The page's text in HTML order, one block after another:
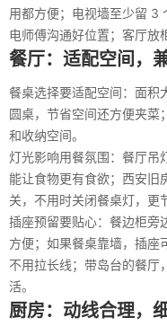
用都方便；电视墙至少留 3
电师傅沟通好位置；客厅放
餐厅：适配空间，
餐桌选择要适配空间：面积
圆桌，节省空间还方便夹菜
和收纳空间。
灯光影响用餐氛围：餐厅吊
能让食物更有食欲；西安旧
关，不用时关闭餐桌灯，更
插座预留要贴心：餐边柜旁
方便；如果餐桌靠墙，插座
不用拉长线；带岛台的餐厅
活。
厨房：动线合理，